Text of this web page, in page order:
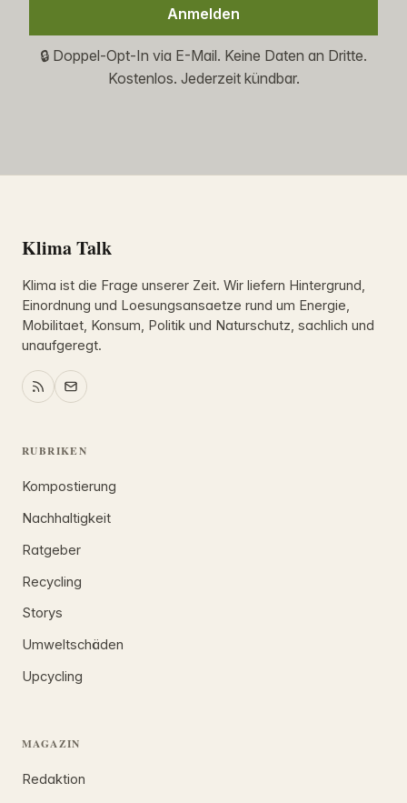
Anmelden
🔒 Doppel-Opt-In via E-Mail. Keine Daten an Dritte.
Kostenlos. Jederzeit kündbar.
Klima Talk
Klima ist die Frage unserer Zeit. Wir liefern Hintergrund,
Einordnung und Loesungsansaetze rund um Energie,
Mobilitaet, Konsum, Politik und Naturschutz, sachlich und
unaufgeregt.
RUBRIKEN
Kompostierung
Nachhaltigkeit
Ratgeber
Recycling
Storys
Umweltschäden
Upcycling
MAGAZIN
Redaktion